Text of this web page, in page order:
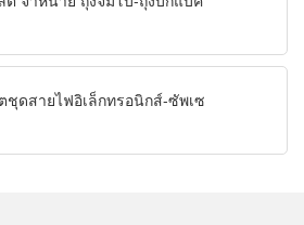
ชุดสายไฟอิเล็กทรอนิกส์-ซัพเซ